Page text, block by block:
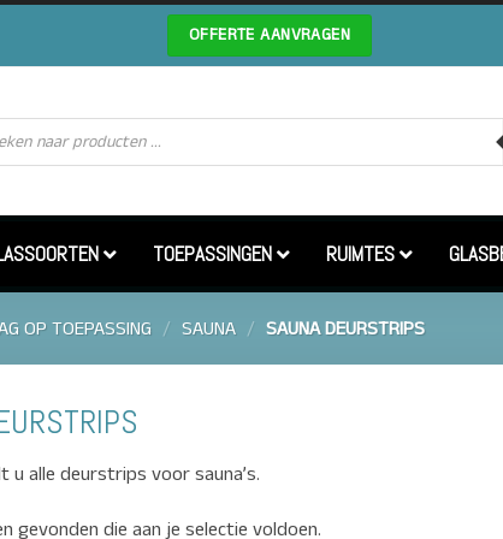
OFFERTE AANVRAGEN
TOEPASSINGEN RUIMTES
OP TOEPASSING / SAUNA / SAUNA DEURSTRIPS
u alle deurstrips voor sauna’s.
gevonden die aan je selectie voldoen.